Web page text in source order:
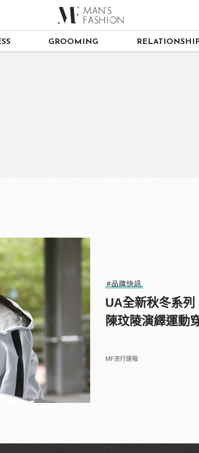
GROOMING
#品牌快訊
UA全新秋冬系
陳玟陵演繹運動
MF流行速報